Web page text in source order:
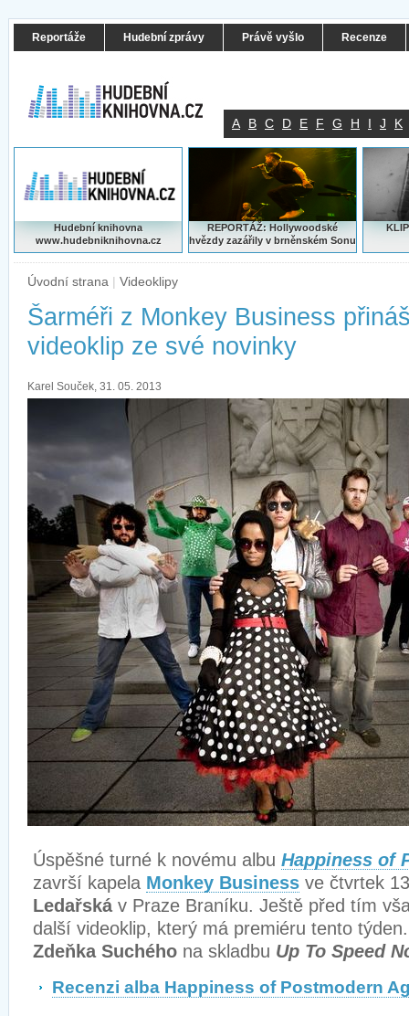
Reportáže Hudební zprávy Právě vyšlo Recenze
A B C D E F G H I J K
Hudební knihovna
www.hudebniknihovna.cz
REPORTÁŽ: Hollywoodské
hvězdy zazářily v brněnském Sonu
Úvodní strana | Videoklipy
Šarméři z Monkey Business
videoklip ze své novinky
Karel Souček, 31. 05. 2013
Úspěšné turné k novému albu Happiness of
završí kapela Monkey Business ve čtvrtek
Ledařská v Praze Braníku. Ještě před tím
další videoklip, který má premiéru tento
Zdeňka Suchého na skladbu Up To Speed
Recenzi alba Happiness of Postmodern